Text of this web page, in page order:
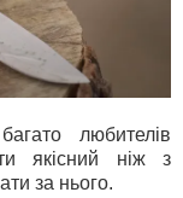
любителів
якісний ніж з
за нього.